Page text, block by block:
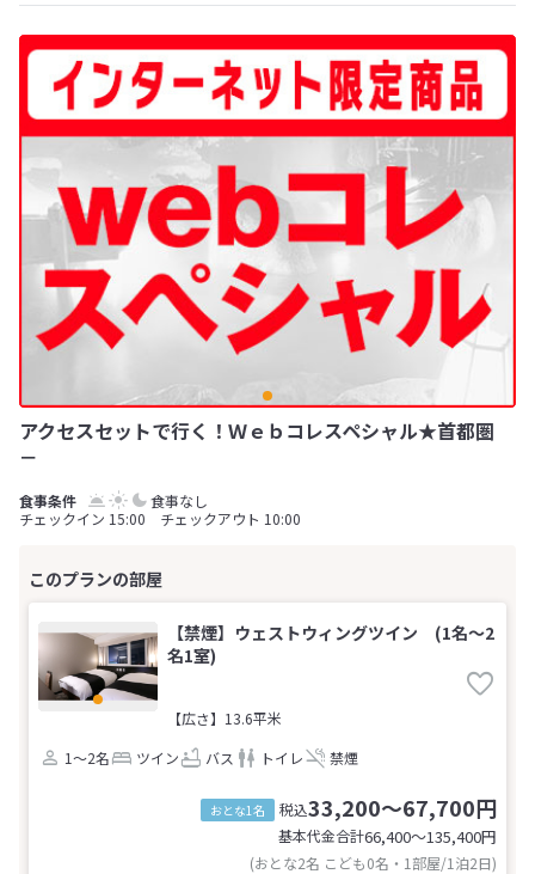
アクセスセットで行く！Ｗｅｂコレスペシャル★首都圏
－
食事なし
チェックイン 15:00 チェックアウト 10:00
【禁煙】ウェストウィングツイン (1名～2
名1室)
【広さ】13.6平米
1～2名
ツイン バス トイレ 禁煙
おとな1名 税込33,200～67,700円
基本代金合計66,400〜135,400円
(おとな2名 こども0名・1部屋/1泊2日)